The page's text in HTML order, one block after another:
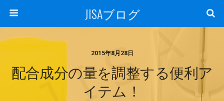
JISAブログ
2015年8月28日
配合成分の量を調整する便利ア
イテム！